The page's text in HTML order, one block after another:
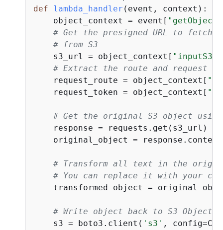
def
lambda_handler ( event, context ):
    object_context = event[
# Get the presigned URL to
# from S3
    s3_url = object_context[
# Extract the route and request
    request_route = object_context[
    request_token = object_context[
# Get the original S3 object using
    response = requests.get(s3_url)
original_object =
# Transform all text in the
# You can replace it with your
transformed_object =
# Write object back to S3 Object
    s3 = boto3.client(
's3' ,